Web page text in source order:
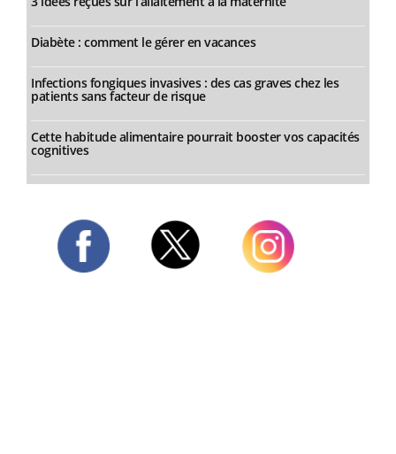
Diabète : comment le gérer en vacances
Infections fongiques invasives : des cas graves chez les
patients sans facteur de risque
Cette habitude alimentaire pourrait booster vos capacités
cognitives